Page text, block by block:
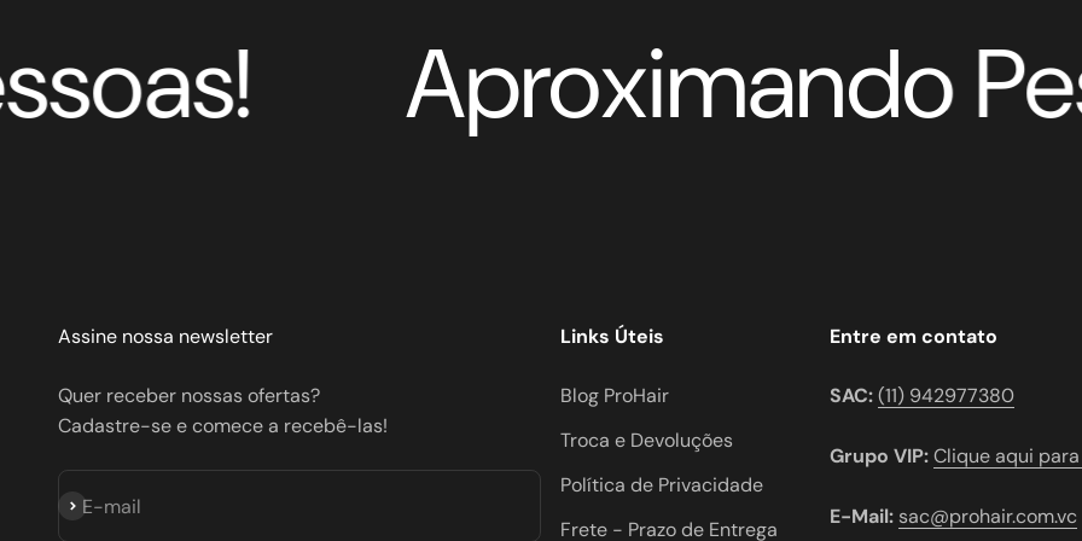
Aproximando
Assine nossa newsletter
Quer receber nossas ofertas?
Cadastre-se e comece a recebê-las!
E-mail
Assinar
Links Úteis
Blog ProHair
Troca e Devoluções
Política de Privacidade
Frete - Prazo de Entrega
Entre em contato
SAC:(11) 942977380
Grupo VIP:Clique aqui
E-Mail: sac@prohair.com.vc